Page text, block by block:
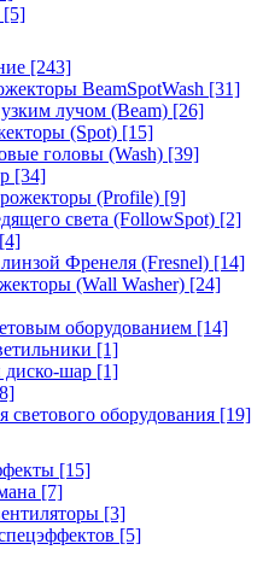
[5]
[243]
BeamSpotWash [31]
лучом (Beam) [26]
(Spot) [15]
головы (Wash) [39]
[34]
(Profile) [9]
света (FollowSpot) [2]
[4]
Френеля (Fresnel) [14]
(Wall Washer) [24]
оборудованием [14]
[1]
шар [1]
светового оборудования [19]
[15]
[7]
[3]
[5]